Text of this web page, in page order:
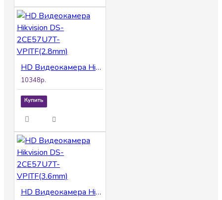
HD Видеокамера Hikvision DS-2CE57U7T-VPITF(2.8mm)
10348р.
Купить
HD Видеокамера Hikvision DS-2CE57U7T-VPITF(3.6mm)